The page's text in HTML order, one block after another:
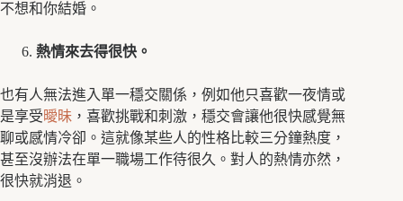
不想和你結婚。
熱情來去得很快。
也有人無法進入單一穩交關係，例如他只喜歡一夜情或
是享受曖昧 ，喜歡挑戰和刺激，穩交會讓他很快感覺無
聊或感情冷卻。這就像某些人的性格比較三分鐘熱度，
甚至沒辦法在單一職場工作待很久。對人的熱情亦然，
很快就消退。